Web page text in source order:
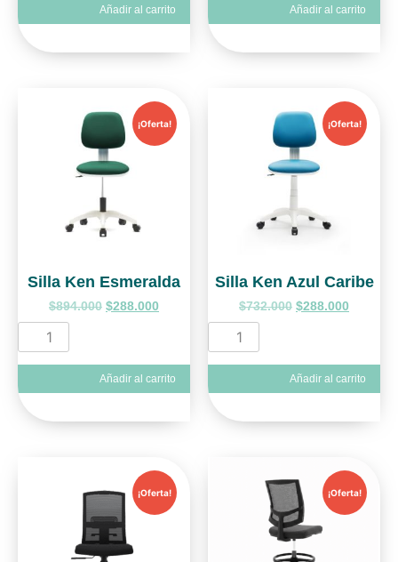
Añadir al carrito Añadir al carrito
¡Oferta!
Silla Ken Esmeralda
$894.000 $288.000
Añadir al carrito
¡Oferta!
Silla Ken Azul Caribe
$732.000 $288.000
Añadir al carrito
¡Oferta! ¡Oferta!